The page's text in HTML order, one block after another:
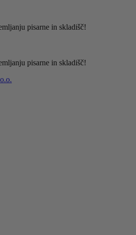
pisarne in skladišč!
pisarne in skladišč!